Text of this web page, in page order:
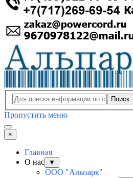
Поиск
Пропустить меню
×
Главная
О нас
▼
ООО "Альпарк"